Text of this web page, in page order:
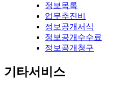
정보목록
업무추진비
정보공개서식
정보공개수수료
정보공개청구
기타서비스